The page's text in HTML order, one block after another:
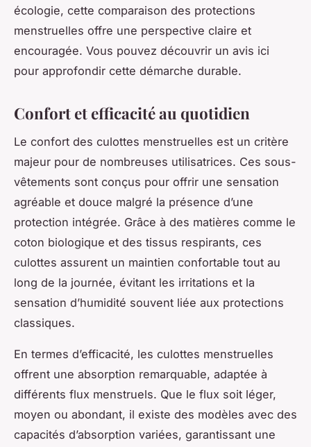
écologie, cette comparaison des protections
menstruelles offre une perspective claire et
encouragée. Vous pouvez découvrir un avis ici
pour approfondir cette démarche durable.
Confort et efficacité au quotidien
Le confort des culottes menstruelles est un critère
majeur pour de nombreuses utilisatrices. Ces sous-
vêtements sont conçus pour offrir une sensation
agréable et douce malgré la présence d’une
protection intégrée. Grâce à des matières comme le
coton biologique et des tissus respirants, ces
culottes assurent un maintien confortable tout au
long de la journée, évitant les irritations et la
sensation d’humidité souvent liée aux protections
classiques.
En termes d’efficacité, les culottes menstruelles
offrent une absorption remarquable, adaptée à
différents flux menstruels. Que le flux soit léger,
moyen ou abondant, il existe des modèles avec des
capacités d’absorption variées, garantissant une